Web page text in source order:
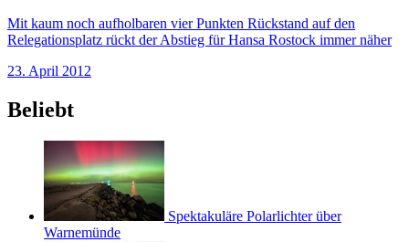
Mit kaum noch aufholbaren vier Punkten Rückstand auf den
Relegationsplatz rückt der Abstieg für Hansa Rostock immer näher
23. April 2012
Beliebt
Spektakuläre Polarlichter über
Warnemünde